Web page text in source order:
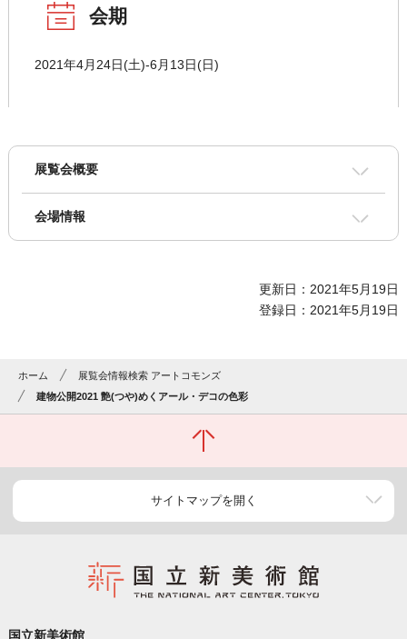
会期
2021年4月24日(土)-6月13日(日)
展覧会概要
会場情報
更新日：2021年5月19日
登録日：2021年5月19日
ホーム
展覧会情報検索 アートコモンズ
建物公開2021 艶(つや)めくアール・デコの色彩
サイトマップを開く
国立新美術館